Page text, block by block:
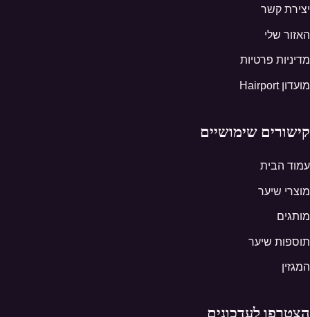
יצירת קשר
האזור שלי
מדיניות פרטיות
מועדון Hairport
קישורים שימושיים
עמוד הבית
מוצרי שיער
מותגים
תוספות שיער
המגזין